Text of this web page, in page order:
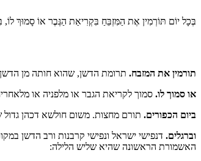
בְּכָל יוֹם תּוֹרְמִין אֶת הַמִּזְבֵּחַ בִּקְרִיאַת הַגֶּבֶר אוֹ סָמוּךְ
תורמין את המזבח. תרומת הדשן, שהוא חותה מן
או סמוך לו. סמוך לקריאת הגבר או מלפניה או
ביום הכפורים. תורם מחצות. משום חולשא דכהן גדול
וברגלים. דנפישי ישראל ונפישי קרבנות ורב הדשן
האשמורת הראשונה שהיא שליש הלילה: